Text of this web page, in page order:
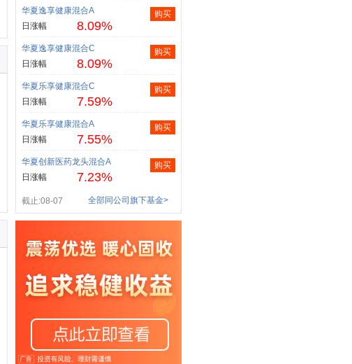
华夏逸享健康混合A
日涨幅
8.09%
购买
华夏逸享健康混合C
日涨幅
8.09%
购买
华夏乐享健康混合C
日涨幅
7.59%
购买
华夏乐享健康混合A
日涨幅
7.55%
购买
华夏创新医药龙头混合A
日涨幅
7.23%
购买
截止:08-07 全部同公司旗下基金>